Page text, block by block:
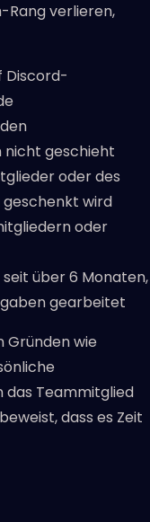
Rang verlieren,
Discord-
nicht geschieht
oder des
geschenkt wird
oder
über 6 Monaten,
gearbeitet
Gründen wie
das Teammitglied
dass es Zeit